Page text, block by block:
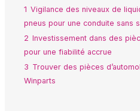
1 Vigilance des niveaux de
pneus pour une conduite sans
2 Investissement dans des
pour une fiabilité accrue
3 Trouver des pièces
Winparts